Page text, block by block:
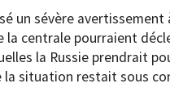
un sévère avertissement
centrale pourraient
la Russie prendrait
la situation restait sous